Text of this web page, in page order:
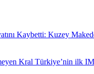
Kaybetti: Kuzey
Kral Türkiye’nin ilk